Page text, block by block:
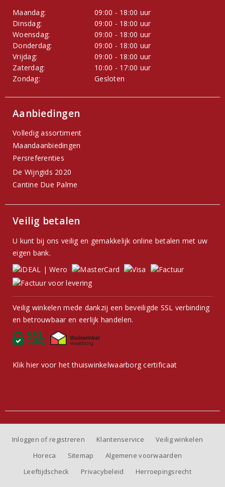
Maandag:
09:00 - 18:00 uur
Dinsdag:
09:00 - 18:00 uur
Woensdag:
09:00 - 18:00 uur
Donderdag:
09:00 - 18:00 uur
Vrijdag:
09:00 - 18:00 uur
Zaterdag:
10:00 - 17:00 uur
Zondag:
Gesloten
Aanbiedingen
Volledig assortiment
Maandaanbiedingen
Persreferenties
De Wijngids 2020
Cantine Due Palme
Veilig betalen
U kunt bij ons veilig en gemakkelijk online betalen met uw
eigen bank.
Veilig winkelen mede dankzij een beveiligde SSL verbinding
en betrouwbaar en eerlijk handelen.
Klik hier voor het thuiswinkelwaarborg certificaat
Inloggen of registreren Klantenservice
Veilig winkelen
Horeca
Sitemap
Algemene voorwaarden
Leeftijdscheck
Privacybeleid Herroepingsrecht